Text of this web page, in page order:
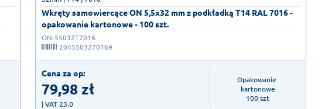
Wkręty samowiercące ON 5,5x32 mm z podkładką T14 RAL 7016 -
opakowanie kartonowe - 100 szt.
ON-55032T7016
2045503270169
Cena za op:
79,98zł
| VAT 23.0
Opakowanie
kartonowe
100 szt